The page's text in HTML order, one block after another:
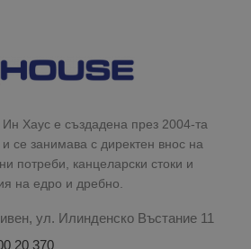
Хаус е създадена през 2004-та
и се занимава с директен внос на
потреби, канцеларски стоки и
на едро и дребно.
ул. Илинденско Въстание 11
20 370